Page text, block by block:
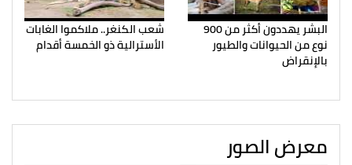
البشر يهددون أكثر من 900
نوع من الحيوانات والطيور
بالإنقراض
شعب الكنغر.. ملاكموا الغابات
الأسترالية ذو الخمسة أقدام
معرض الصور